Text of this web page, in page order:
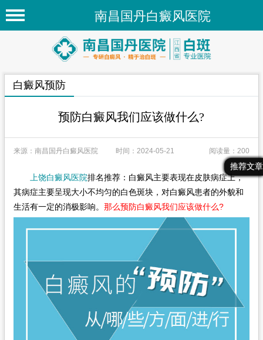
南昌国丹白癜风医院
首页
医院新闻
专家团队
先进技术
白癜风常识
白癜风人群
白癜风部位
最新文章
热门文章
推荐文章
白癜风预防
预防白癜风我们应该做什么?
来源：南昌国丹白癜风医院 时间：2024-05-21 阅读量：200
上饶白癜风医院排名推荐：白癜风主要表现在皮肤病症上，
其病症主要呈现大小不均匀的白色斑块，对白癜风患者的外貌和
生活有一定的消极影响。 那么预防白癜风我们应该做什么?